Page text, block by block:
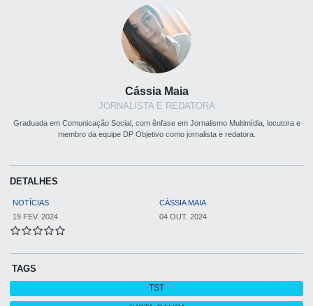
Cássia Maia
JORNALISTA E REDATORA
Graduada em Comunicação Social, com ênfase em Jornalismo Multimídia, locutora e
membro da equipe DP Objetivo como jornalista e redatora.
DETALHES
NOTÍCIAS
CÁSSIA MAIA
19 FEV. 2024
04 OUT. 2024
TAGS
TST